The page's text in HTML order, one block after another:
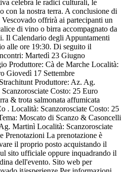
celebra le radici culturali, le
con la nostra terra. A conclusione di
offrirà ai partecipanti un
di vino o birra accompagnato da
Il Calendario degli Appuntamenti
alle ore 19:30. Di seguito il
Martedì 23 Giugno
Produttore: Cà de Marche Località:
Giovedì 17 Settembre
Produttore: Az. Ag.
Costo: 25 Euro
& trota salmonata affumicata
. Località: Scanzorosciate Costo: 25
Moscato di Scanzo & Casoncelli
Martinì Località: Scanzorosciate
Prenotazioni La prenotazione è
il proprio posto acquistando il
sito ufficiale oppure inquadrando il
dell'evento. Sito web per